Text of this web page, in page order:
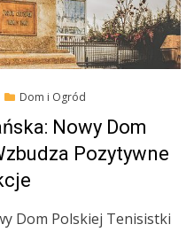
Dom i Ogród
Nowy Dom
Pozytywne
Dom Polskiej Tenisistki